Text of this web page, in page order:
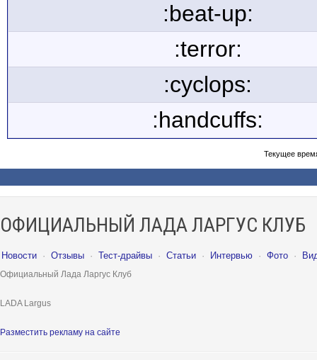
:beat-up:
:terror:
:cyclops:
:handcuffs:
Текущее
ОФИЦИАЛЬНЫЙ ЛАДА ЛАРГУС КЛУБ
Новости · Отзывы · Тест-драйвы · Статьи · Интервью · Фото ·
Официальный Лада Ларгус Клуб
LADA Largus
Разместить рекламу на сайте